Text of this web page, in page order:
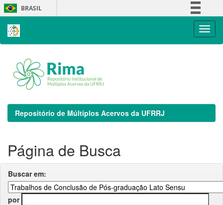
Skip
navigation
BRASIL
Repositório de Múltiplos Acervos da UFRRJ
Página de Busca
Buscar em:
por